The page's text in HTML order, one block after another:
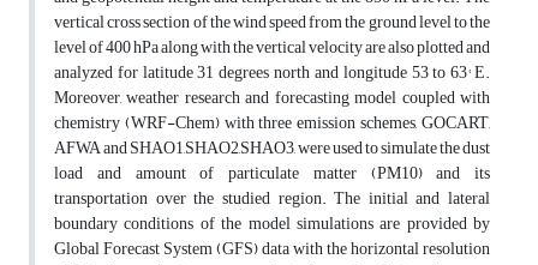
vertical cross section of the wind speed from the ground level to the
level of 400 hPa along with the vertical velocity are also plotted and
analyzed for latitude 31 degrees north and longitude 53 to 63° E.
Moreover, weather research and forecasting model coupled with
chemistry (WRF-Chem) with three emission schemes, GOCART,
AFWA and SHAO1,SHAO2,SHAO3, were used to simulate the dust
load and amount of particulate matter (PM10) and its
transportation over the studied region. The initial and lateral
boundary conditions of the model simulations are provided by
Global Forecast System (GFS) data with the horizontal resolution